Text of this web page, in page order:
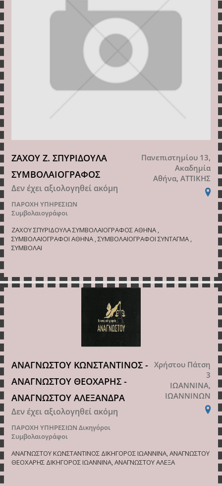
ΖΑΧΟΥ Ζ. ΣΠΥΡΙΔΟΥΛΑ
ΣΥΜΒΟΛΑΙΟΓΡΑΦΟΣ
Δεν έχει αξιολογηθεί ακόμη
ΠΑΡΟΧΗ ΥΠΗΡΕΣΙΩΝ
Συμβολαιογράφοι
Πανεπιστημίου 13,
Ακαδημία
Αθήνα, ΑΤΤΙΚΗΣ
ΖΑΧΟΥ ΣΠΥΡΙΔΟΥΛΑ ΣΥΜΒΟΛΑΙΟΓΡΑΦΟΣ ΑΘΗΝΑ ,
ΣΥΜΒΟΛΑΙΟΓΡΑΦΟΙ ΑΘΗΝΑ , ΣΥΜΒΟΛΑΙΟΓΡΑΦΟΙ ΣΥΝΤΑΓΜΑ ,
ΣΥΜΒΟΛΑΙ
ΑΝΑΓΝΩΣΤΟΥ ΚΩΝΣΤΑΝΤΙΝΟΣ -
ΑΝΑΓΝΩΣΤΟΥ ΘΕΟΧΑΡΗΣ -
ΑΝΑΓΝΩΣΤΟΥ ΑΛΕΞΑΝΔΡΑ
Δεν έχει αξιολογηθεί ακόμη
ΠΑΡΟΧΗ ΥΠΗΡΕΣΙΩΝ Δικηγόροι
Συμβολαιογράφοι
Χρήστου Πάτση
3
ΙΩΑΝΝΙΝΑ,
ΙΩΑΝΝΙΝΩΝ
ΑΝΑΓΝΩΣΤΟΥ ΚΩΝΣΤΑΝΤΙΝΟΣ ΔΙΚΗΓΟΡΟΣ ΙΩΑΝΝΙΝΑ, ΑΝΑΓΝΩΣΤΟΥ
ΘΕΟΧΑΡΗΣ ΔΙΚΗΓΟΡΟΣ ΙΩΑΝΝΙΝΑ, ΑΝΑΓΝΩΣΤΟΥ ΑΛΕΞΑ